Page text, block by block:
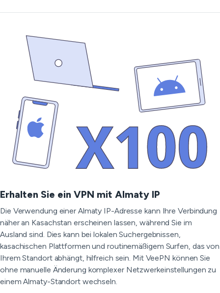
Erhalten Sie ein VPN mit Almaty IP
Die Verwendung einer Almaty IP-Adresse kann Ihre Verbindung
näher an Kasachstan erscheinen lassen, während Sie im
Ausland sind. Dies kann bei lokalen Suchergebnissen,
kasachischen Plattformen und routinemäßigem Surfen, das von
Ihrem Standort abhängt, hilfreich sein. Mit VeePN können Sie
ohne manuelle Änderung komplexer Netzwerkeinstellungen zu
einem Almaty-Standort wechseln.